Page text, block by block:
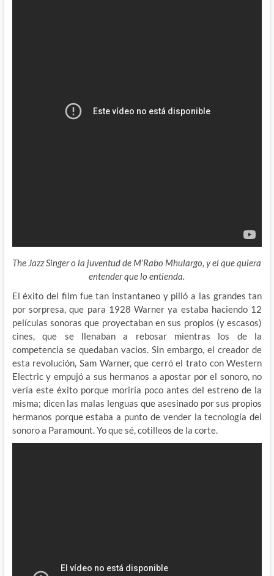
The Jazz Singer o la juventud de M’Rabo Mhulargo, y el que quiera
entender que lo entienda.
El éxito del film fue tan instantaneo y pilló a las grandes tan
por sorpresa, que para 1928 Warner ya estaba haciendo 12
películas sonoras que proyectaban en sus propios (y escasos)
cines, que se llenaban a rebosar mientras los de la
competencia se quedaban vacios. Sin embargo, el creador de
esta revolución, Sam Warner, que cerró el trato con Western
Electric y empujó a sus hermanos a apostar por el sonoro, no
vería este éxito porque moriría poco antes del estreno de la
misma; dicen las malas lenguas que asesinado por sus propios
hermanos porque estaba a punto de vender la tecnología del
sonoro a Paramount. Yo que sé, cotilleos de la corte.